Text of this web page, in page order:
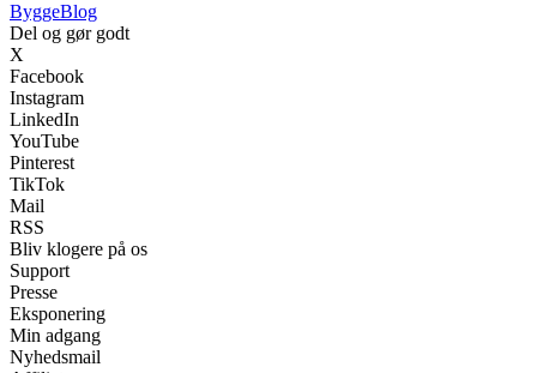
ByggeBlog
Del og gør godt
X
Facebook
Instagram
LinkedIn
YouTube
Pinterest
TikTok
Mail
RSS
Bliv klogere på os
Support
Presse
Eksponering
Min adgang
Nyhedsmail